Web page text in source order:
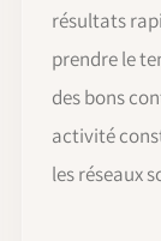
résultats
prendre le
des bons
activité
les réseaux